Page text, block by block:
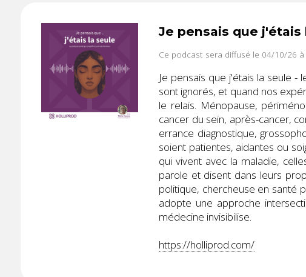
Je pensais que j'étais
Ce podcast sera diffusé le 04/10/26 à
Je pensais que j'étais la seule
sont ignorés, et quand nos
le relais. Ménopause,
cancer du sein, après-cancer,
errance diagnostique,
soient patientes, aidantes ou
qui vivent avec la maladie,
parole et disent dans leurs
politique, chercheuse en santé
adopte une approche
médecine invisibilise.
https://holliprod.com/